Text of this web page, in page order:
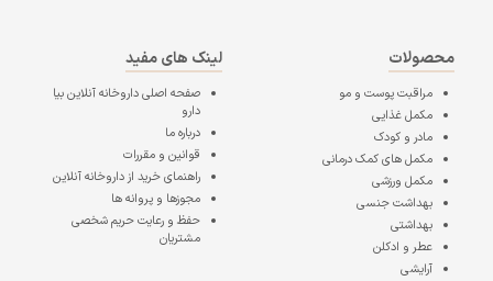
محصولات
مراقبت پوست و مو
مکمل غذایی
مادر و کودک
مکمل های کمک درمانی
مکمل ورزشی
بهداشت جنسی
بهداشتی
عطر و ادکلن
آرایشی
لینک های مفید
صفحه اصلیداروخانه آنلاین بیا
دارو
درباره ما
قوانین و مقررات
راهنمای خرید از داروخانه آنلاین
مجوزها و پروانه ها
حفظ و رعایت حریم شخصی
مشتریان